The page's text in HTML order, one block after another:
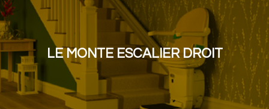
LE MONTE ESCALIER DROIT